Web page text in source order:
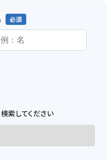
索してください